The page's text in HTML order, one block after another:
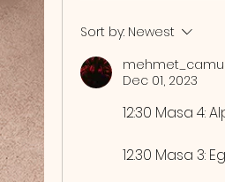
Sort by: Newest
Dec 01, 2023
12:30 Masa 4:
12.30 Masa 3: